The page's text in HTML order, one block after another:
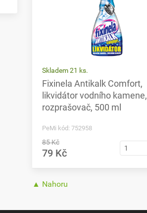
Skladem 21 ks.
Fixinela Antikalk Comfort,
likvidátor vodního kamene,
rozprašovač, 500 ml
PeMi kód: 752958
85 Kč
79 Kč
▲ Nahoru